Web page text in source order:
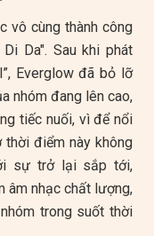
vô cùng thành công
Di Da". Sau khi phát
Everglow đã bỏ lỡ
nhóm đang lên cao,
tiếc nuối, vì để nổi
điểm này không
sự trở lại sắp tới,
âm nhạc chất lượng,
trong suốt thời